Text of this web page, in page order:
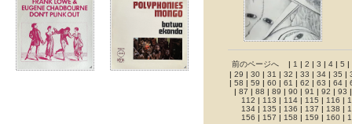
前のページへ | 1 | 2 | 3 | 4 | 5 |
| 29 | 30 | 31 | 32 | 33 | 34 | 35 |
| 58 | 59 | 60 | 61 | 62 | 63 | 64 |
| 87 | 88 | 89 | 90 | 91 | 92 | 93
112 | 113 | 114 | 115 | 116 |
134 | 135 | 136 | 137 | 138 |
156 | 157 | 158 | 159 | 160 |